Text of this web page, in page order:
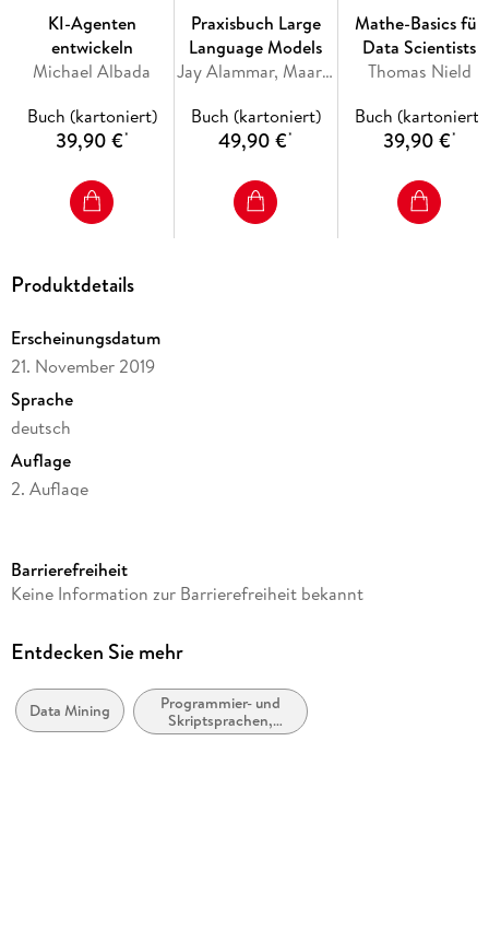
Programmierfähigkeiten anzueignen, die Sie für die Praxis
benötigen. Dabei verwendet er Python: Die weit verbreitete
Sprache ist leicht zu erlernen und bringt zahlreiche
Bibliotheken für Data Science mit.
Jetzt reinlesen:Inhaltsverzeichnis(pdf)
KI-Agenten
entwickeln
Michael Albada
Buch (kartoniert)
39,90 €*
Praxisbuch Large
Language Models
Jay Alammar, Maarten Grootendorst
Buch (kartoniert)
49,90 €*
Mathe-Basics für
Data Scientists
Thomas Nield
Buch (kartoniert)
39,90 €*
Produktdetails
Erscheinungsdatum
21. November 2019
Sprache
deutsch
Auflage
2. Auflage
Reihe
Autor/Autorin
Übersetzung
Kristian Rother, Thomas Demmig
Barrierefreiheit
Keine Information zur Barrierefreiheit bekannt
Entdecken Sie mehr
Data Mining
Programmier- und
Skriptsprachen,
allgemein